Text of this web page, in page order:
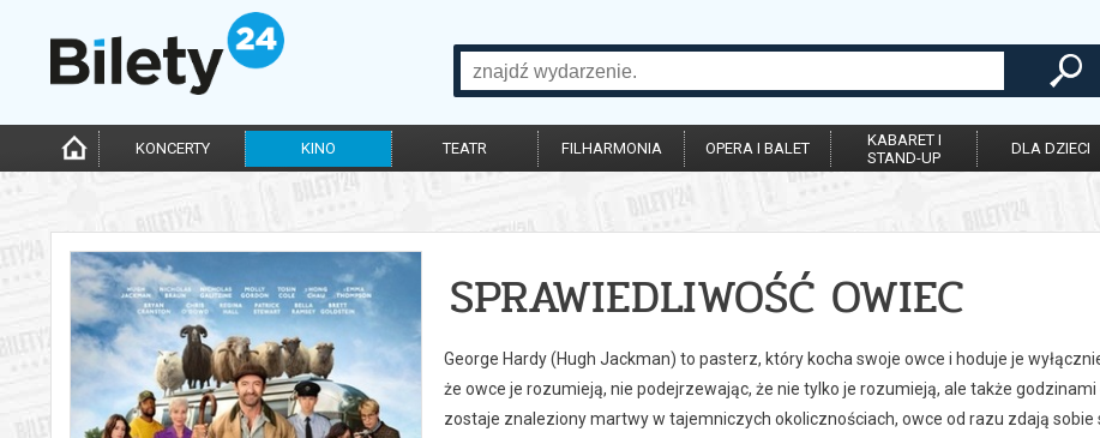
KONCERTY KINO TEATR FILHARMONIA OPERA I BALET
KABARET I
STAND-UP
DLA DZIECI
SPRAWIEDLIWOŚĆ OWIEC
George Hardy (Hugh Jackman) to pasterz, który kocha swoje owce i hoduje je
że owce je rozumieją, nie podejrzewając, że nie tylko je rozumieją, ale także
zostaje znaleziony martwy w tajemniczych okolicznościach, owce od razu zdają sobie